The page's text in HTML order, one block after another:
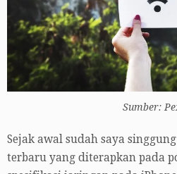
Sumber:
Sejak awal sudah saya
terbaru yang diterapkan pada